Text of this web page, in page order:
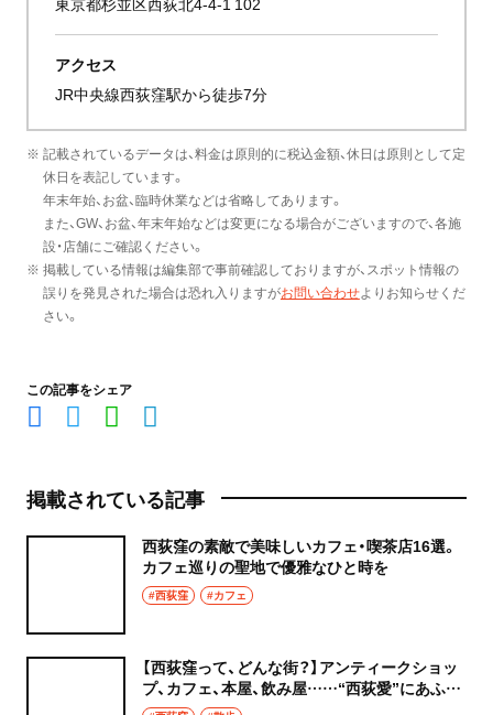
アクセス
JR中央線西荻窪駅から徒歩7分
※ 記載されているデータは、料金は原則的に税込金額、休日は原則として定
休日を表記しています。
年末年始、お盆、臨時休業などは省略してあります。
また、GW、お盆、年末年始などは変更になる場合がございますので、各施
設・店舗にご確認ください。
※ 掲載している情報は編集部で事前確認しておりますが、スポット情報の
誤りを発見された場合は恐れ入りますがお問い合わせよりお知らせくだ
さい。
この記事をシェア
掲載されている記事
西荻窪の素敵で美味しいカフェ・喫茶店16選。
カフェ巡りの聖地で優雅なひと時を
#西荻窪 #カフェ
【西荻窪って、どんな街？】アンティークショッ
プ、カフェ、本屋、飲み屋……“西荻愛”にあふれ
たモザイクの街。雑誌『散歩の達人』が一番売れ